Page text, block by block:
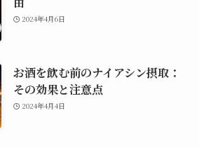
2024年4月6日
お酒を飲む前のナイアシン摂取：
その効果と注意点
2024年4月4日